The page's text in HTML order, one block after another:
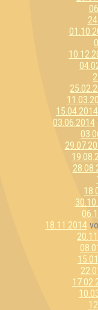
15.04.2014
03.06.2014
18.11.2014